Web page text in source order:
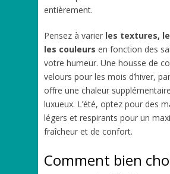
entièrement.
Pensez à varier les textures,
les couleurs en fonction des
votre humeur. Une housse de
velours pour les mois d’hiver,
offre une chaleur
luxueux. L’été, optez pour des
légers et respirants pour un
fraîcheur et de confort.
Comment bien